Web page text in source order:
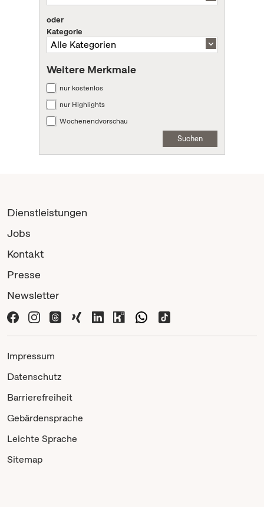
oder
Kategorie
Weitere Merkmale
nur kostenlos
nur Highlights
Wochenendvorschau
Suchen
Dienstleistungen
Jobs
Kontakt
Presse
Newsletter
Impressum
Datenschutz
Barrierefreiheit
Gebärdensprache
Leichte Sprache
Sitemap